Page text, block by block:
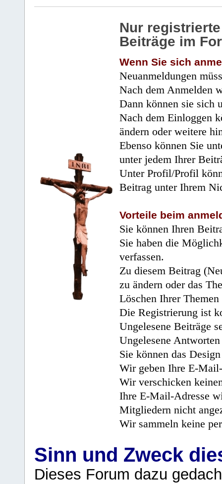
Nur
Beiträge im
Wenn Sie sich
Neuanmeldungen
Nach dem Anmelden
Dann können sie sich
Nach dem Einloggen
ändern oder weitere
Ebenso können Sie
unter jedem Ihrer
Unter Profil/Profil
Beitrag unter Ihrem
Vorteile beim
Sie können Ihren
Sie haben die
verfassen.
Zu diesem Beitrag
zu ändern oder das
Löschen Ihrer
Die Registrierung ist
Ungelesene Beiträge
Ungelesene
Sie können das
Wir geben Ihre E-
Wir verschicken
Ihre E-Mail-Adresse
Mitgliedern nicht
Wir sammeln keine
Sinn und Zweck
Dieses Forum dazu